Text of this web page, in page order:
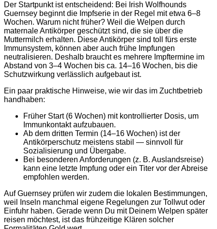
Der Startpunkt ist entscheidend: Bei Irish Wolfhounds
Guernsey beginnt die Impfserie in der Regel mit etwa 6–8
Wochen. Warum nicht früher? Weil die Welpen durch
maternale Antikörper geschützt sind, die sie über die
Muttermilch erhalten. Diese Antikörper sind toll fürs erste
Immunsystem, können aber auch frühe Impfungen
neutralisieren. Deshalb braucht es mehrere Impftermine im
Abstand von 3–4 Wochen bis ca. 14–16 Wochen, bis die
Schutzwirkung verlässlich aufgebaut ist.
Ein paar praktische Hinweise, wie wir das im Zuchtbetrieb
handhaben:
Früher Start (6 Wochen) mit kontrollierter Dosis, um
Immunkontakt aufzubauen.
Ab dem dritten Termin (14–16 Wochen) ist der
Antikörperschutz meistens stabil — sinnvoll für
Sozialisierung und Übergabe.
Bei besonderen Anforderungen (z. B. Auslandsreise)
kann eine letzte Impfung oder ein Titer vor der Abreise
empfohlen werden.
Auf Guernsey prüfen wir zudem die lokalen Bestimmungen,
weil Inseln manchmal eigene Regelungen zur Tollwut oder
Einfuhr haben. Gerade wenn Du mit Deinem Welpen später
reisen möchtest, ist das frühzeitige Klären solcher